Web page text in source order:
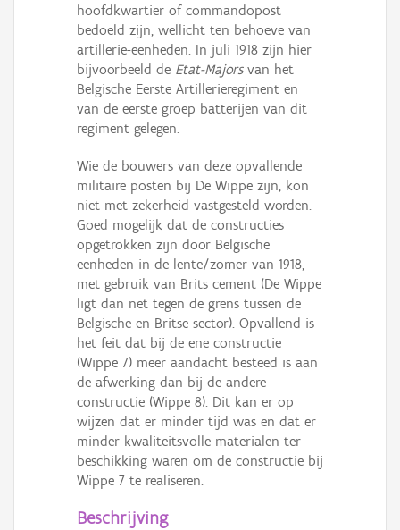
hoofdkwartier of commandopost
bedoeld zijn, wellicht ten behoeve van
artillerie-eenheden. In juli 1918 zijn hier
bijvoorbeeld de Etat-Majors van het
Belgische Eerste Artillerieregiment en
van de eerste groep batterijen van dit
regiment gelegen.
Wie de bouwers van deze opvallende
militaire posten bij De Wippe zijn, kon
niet met zekerheid vastgesteld worden.
Goed mogelijk dat de constructies
opgetrokken zijn door Belgische
eenheden in de lente/zomer van 1918,
met gebruik van Brits cement (De Wippe
ligt dan net tegen de grens tussen de
Belgische en Britse sector). Opvallend is
het feit dat bij de ene constructie
(Wippe 7) meer aandacht besteed is aan
de afwerking dan bij de andere
constructie (Wippe 8). Dit kan er op
wijzen dat er minder tijd was en dat er
minder kwaliteitsvolle materialen ter
beschikking waren om de constructie bij
Wippe 7 te realiseren.
Beschrijving